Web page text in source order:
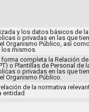
y los datos básicos de
o privadas en las que
Organismo Público, así
mismos.
completa la Relación
o Plantillas de Personal de
o privadas en las que
Organismo Público.
de la normativa
entidad